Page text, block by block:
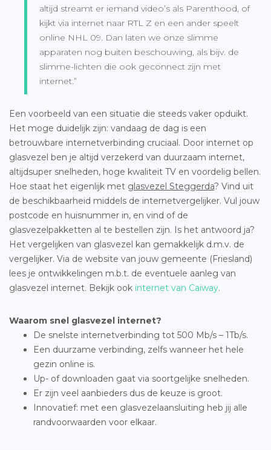
altijd streamt er iemand video’s als Parenthood, of
kijkt via internet naar RTL Z en een ander speelt
online NHL 09. Dan laten we onze slimme
apparaten nog buiten beschouwing, als bijv. de
slimme-lichten die ook geconnect zijn met
internet.”
Een voorbeeld van een situatie die steeds vaker opduikt.
Het moge duidelijk zijn: vandaag de dag is een
betrouwbare internetverbinding cruciaal. Door internet op
glasvezel ben je altijd verzekerd van duurzaam internet,
altijdsuper snelheden, hoge kwaliteit TV en voordelig bellen.
Hoe staat het eigenlijk met glasvezel Steggerda? Vind uit
de beschikbaarheid middels de internetvergelijker. Vul jouw
postcode en huisnummer in, en vind of de
glasvezelpakketten al te bestellen zijn. Is het antwoord ja?
Het vergelijken van glasvezel kan gemakkelijk d.m.v. de
vergelijker. Via de website van jouw gemeente (Friesland)
lees je ontwikkelingen m.b.t. de eventuele aanleg van
glasvezel internet. Bekijk ook internet van Caiway.
Waarom snel glasvezel internet?
De snelste internetverbinding tot 500 Mb/s – 1Tb/s.
Een duurzame verbinding, zelfs wanneer het hele
gezin online is.
Up- of downloaden gaat via soortgelijke snelheden.
Er zijn veel aanbieders dus de keuze is groot.
Innovatief: met een glasvezelaansluiting heb jij alle
randvoorwaarden voor elkaar.